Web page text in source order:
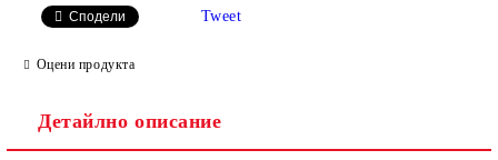
Сподели Tweet
Оцени продукта
Детайлно описание